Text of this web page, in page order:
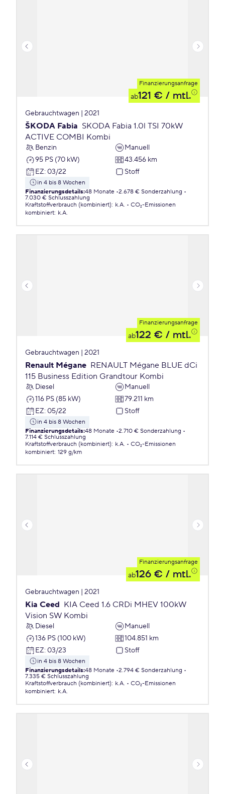
Finanzierungsanfrage
ab121 € / mtl.
Gebrauchtwagen | 2021
ŠKODA Fabia SKODA Fabia 1.0l TSI 70kW
ACTIVE COMBI Kombi
Benzin
Manuell
95 PS (70 kW)
43.456 km
EZ: 03/22 Stoff
in 4 bis 8 Wochen
Finanzierungsdetails:48 Monate 2.678 € Sonderzahlung
7.030 € Schlusszahlung
Kraftstoffverbrauch (kombiniert): k.A.
CO₂-Emissionen
kombiniert: k.A.
Finanzierungsanfrage
ab122 € / mtl.
Gebrauchtwagen | 2021
Renault Mégane RENAULT Mégane BLUE dCi
115 Business Edition Grandtour Kombi
Diesel
Manuell
116 PS (85 kW)
79.211 km
EZ: 05/22 Stoff
in 4 bis 8 Wochen
Finanzierungsdetails:48 Monate 2.710 € Sonderzahlung
7.114 € Schlusszahlung
Kraftstoffverbrauch (kombiniert): k.A.
CO₂-Emissionen
kombiniert: 129 g/km
Finanzierungsanfrage
ab126 € / mtl.
Gebrauchtwagen | 2021
Kia Ceed KIA Ceed 1.6 CRDi MHEV 100kW
Vision SW Kombi
Diesel
Manuell
136 PS (100 kW)
104.851 km
EZ: 03/23 Stoff
in 4 bis 8 Wochen
Finanzierungsdetails:48 Monate 2.794 € Sonderzahlung
7.335 € Schlusszahlung
Kraftstoffverbrauch (kombiniert): k.A.
CO₂-Emissionen
kombiniert: k.A.